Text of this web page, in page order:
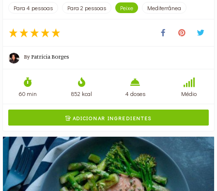
Para 4 pessoas Para 2 pessoas Peixe Mediterrânea
ByPatrícia Borges
60 min 852 kcal 4 doses Médio
ADICIONAR INGREDIENTES